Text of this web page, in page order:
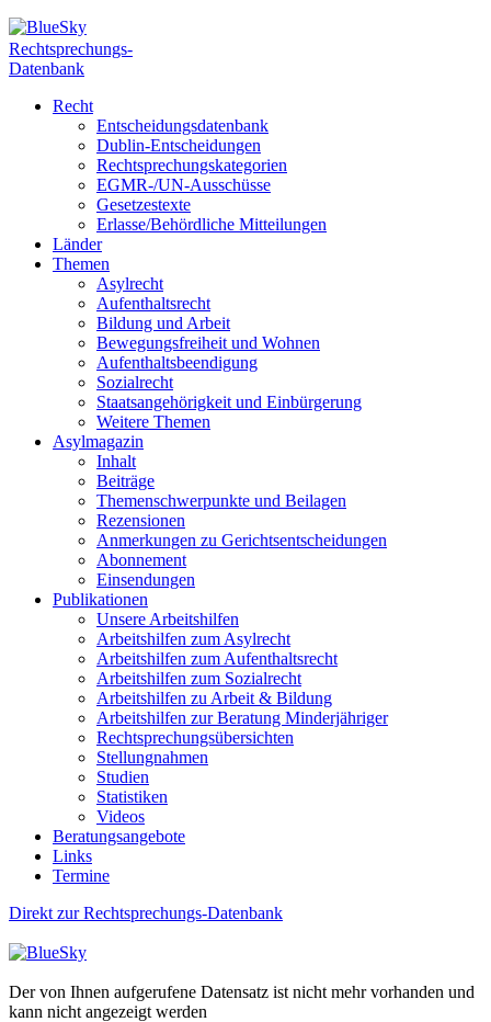
Rechtsprechungs-
Datenbank
Recht
Entscheidungsdatenbank
Dublin-Entscheidungen
Rechtsprechungskategorien
EGMR-/UN-Ausschüsse
Gesetzestexte
Erlasse/Behördliche Mitteilungen
Länder
Themen
Asylrecht
Aufenthaltsrecht
Bildung und Arbeit
Bewegungsfreiheit und Wohnen
Aufenthaltsbeendigung
Sozialrecht
Staatsangehörigkeit und Einbürgerung
Weitere Themen
Asylmagazin
Inhalt
Beiträge
Themenschwerpunkte und Beilagen
Rezensionen
Anmerkungen zu Gerichtsentscheidungen
Abonnement
Einsendungen
Publikationen
Unsere Arbeitshilfen
Arbeitshilfen zum Asylrecht
Arbeitshilfen zum Aufenthaltsrecht
Arbeitshilfen zum Sozialrecht
Arbeitshilfen zu Arbeit & Bildung
Arbeitshilfen zur Beratung Minderjähriger
Rechtsprechungsübersichten
Stellungnahmen
Studien
Statistiken
Videos
Beratungsangebote
Links
Termine
Direkt zur Rechtsprechungs-Datenbank
Der von Ihnen aufgerufene Datensatz ist nicht mehr vorhanden und
kann nicht angezeigt werden